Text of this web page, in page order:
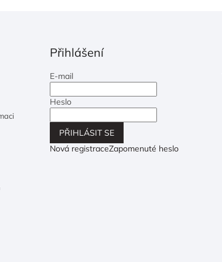
Přihlášení
E-mail
Heslo
PŘIHLÁSIT SE
Nová registraceZapomenuté heslo